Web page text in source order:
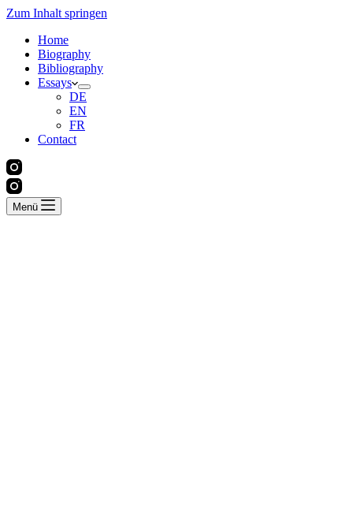
Zum Inhalt springen
Home
Biography
Bibliography
Essays
DE
EN
FR
Contact
Menü